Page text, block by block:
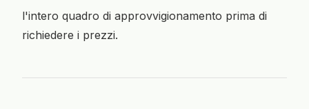
l'intero quadro di approvvigionamento prima di
richiedere i prezzi.